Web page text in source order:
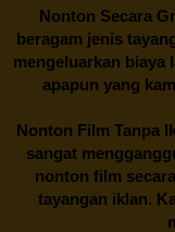
Nonton Secara
beragam jenis
mengeluarkan biaya
apapun yang
Nonton Film Tanpa
sangat
nonton film
tayangan iklan.